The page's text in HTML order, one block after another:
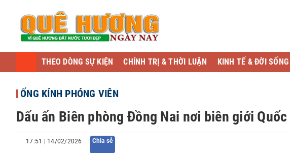
THEO DÒNG SỰ KIỆN CHÍNH TRỊ & THỜI LUẬN KINH TẾ & ĐỜI SỐNG
ỐNG KÍNH PHÓNG VIÊN
Dấu ấn Biên phòng Đồng Nai nơi biên giới
17:51 | 14/02/2026 Chia sẻ